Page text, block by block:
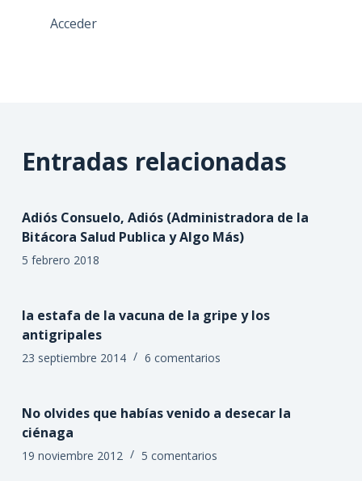
Acceder
Entradas relacionadas
Adiós Consuelo, Adiós (Administradora de la
Bitácora Salud Publica y Algo Más)
5 febrero 2018
la estafa de la vacuna de la gripe y los
antigripales
23 septiembre 2014 6 comentarios
No olvides que habías venido a desecar la
ciénaga
19 noviembre 2012 5 comentarios